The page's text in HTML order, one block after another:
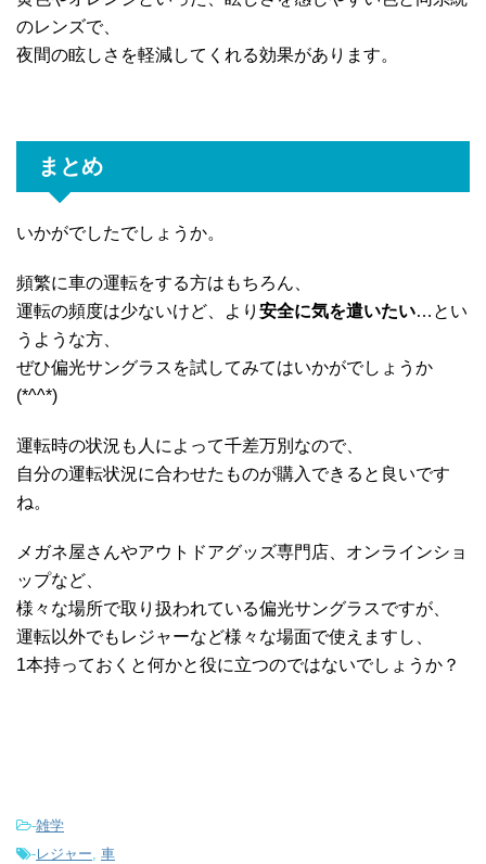
のレンズで、
夜間の眩しさを軽減してくれる効果があります。
まとめ
いかがでしたでしょうか。
頻繁に車の運転をする方はもちろん、
運転の頻度は少ないけど、より 安全に気を遣いたい…とい
うような方、
ぜひ偏光サングラスを試してみてはいかがでしょうか
(*^^*)
運転時の状況も人によって千差万別なので、
自分の運転状況に合わせたものが購入できると良いです
ね。
メガネ屋さんやアウトドアグッズ専門店、オンラインショ
ップなど、
様々な場所で取り扱われている偏光サングラスですが、
運転以外でもレジャーなど様々な場面で使えますし、
1本持っておくと何かと役に立つのではないでしょうか？
-雑学
-レジャー, 車